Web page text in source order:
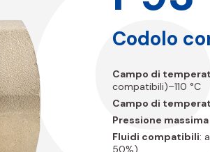
Codolo
Campo di
compatibili)–110 °C
Campo di
Pressione
Fluidi compatibili:
50%)